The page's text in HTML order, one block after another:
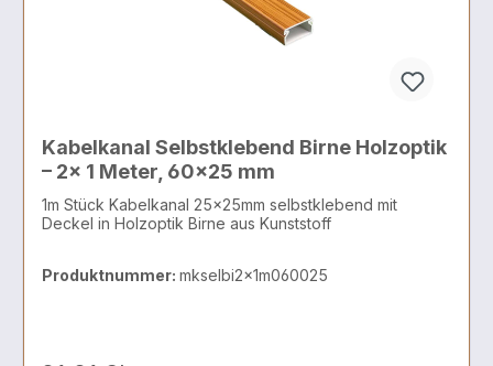
Kabelkanal Selbstklebend Birne Holzoptik
– 2x 1 Meter, 60x25 mm
1m Stück Kabelkanal 25x25mm selbstklebend mit
Deckel in Holzoptik Birne aus Kunststoff
Produktnummer: mkselbi2x1m060025